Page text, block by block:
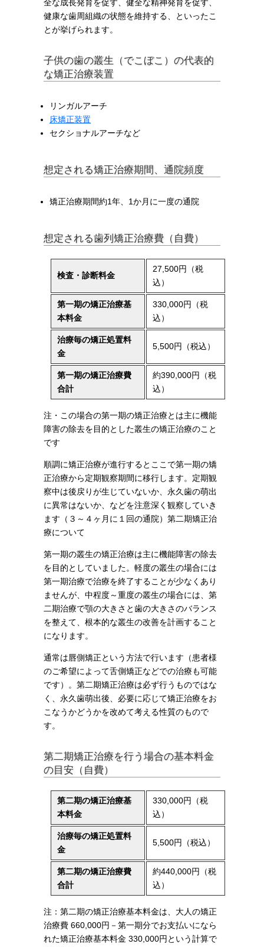
全な成長発育を促す、健全な精神発育を促す、
健康な歯周組織の状態を維持する、といったこ
とが挙げられます。
子供の歯の叢生（でこぼこ）の代表的
な矯正治療装置
リンガルアーチ
床矯正装置
セクショナルアーチなど
想定される矯正治療期間、通院頻度
矯正治療期間約1年、1か月に一度の通院
想定される歯列矯正治療費（自費）
検査・診断料金
27,500円（税
込）
第一期の矯正治療基
本料金
330,000円（税
込）
治療毎の矯正処置料
金
5,500円（税込）
第一期の矯正治療費
合計
約390,000円（税
込）
注・この場合の第一期の矯正治療とは主に機能
障害の除去を目的とした叢生の矯正治療のこと
です
順調に矯正治療が進行するとここで第一期の矯
正治療から定期観察期間に移行します。定期観
察中は後戻りが生じていないか、永久歯の萌出
に異常はないか、などを注意深く観察していき
ます（３～４ヶ月に１回の通院）第二期矯正治
療について
第一期の叢生の矯正治療は主に機能障害の除去
を目的としていました。軽度の叢生の場合には
第一期治療で治療を終了することが少なくあり
ませんが、中程度～重度の叢生の場合には、第
二期治療で顎の大きさと歯の大きさのバランス
を整えて、根本的な叢生の改善を計画すること
になります。
通常は唇側矯正という方法で行います（患者様
のご希望によって舌側矯正などでの治療も可能
です）。第二期矯正治療は必ず行うものではな
く、永久歯萌出後、必要に応じて矯正治療をお
こなうかどうかを改めて考える性質のもので
す。
第二期矯正治療を行う場合の基本料金
の目安（自費）
第二期の矯正治療基
本料金
330,000円（税
込）
治療毎の矯正処置料
金
5,500円（税込）
第二期の矯正治療費
合計
約440,000円（税
込）
注：第二期の矯正治療基本料金は、大人の矯正
治療費 660,000円－第一期分でお支払いになら
れた矯正治療基本料金 330,000円という計算で